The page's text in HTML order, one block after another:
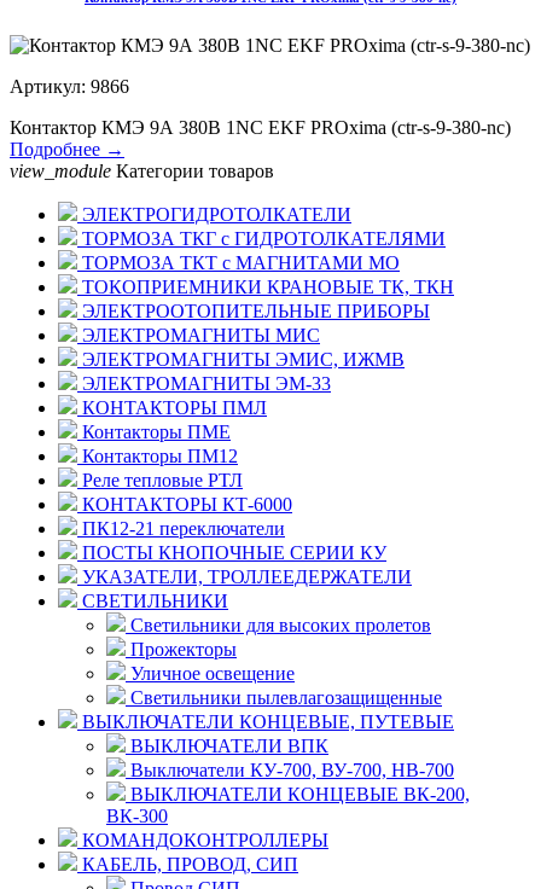
Артикул: 9866
Контактор КМЭ 9А 380В 1NC EKF PROxima (ctr-s-9-380-nc)
Подробнее →
view_module Категории товаров
ЭЛЕКТРОГИДРОТОЛКАТЕЛИ
ТОРМОЗА ТКГ с ГИДРОТОЛКАТЕЛЯМИ
ТОРМОЗА ТКТ с МАГНИТАМИ МО
ТОКОПРИЕМНИКИ КРАНОВЫЕ ТК, ТКН
ЭЛЕКТРООТОПИТЕЛЬНЫЕ ПРИБОРЫ
ЭЛЕКТРОМАГНИТЫ МИС
ЭЛЕКТРОМАГНИТЫ ЭМИС, ИЖМВ
ЭЛЕКТРОМАГНИТЫ ЭМ-33
КОНТАКТОРЫ ПМЛ
Контакторы ПМЕ
Контакторы ПМ12
Реле тепловые РТЛ
КОНТАКТОРЫ КТ-6000
ПК12-21 переключатели
ПОСТЫ КНОПОЧНЫЕ СЕРИИ КУ
УКАЗАТЕЛИ, ТРОЛЛЕЕДЕРЖАТЕЛИ
СВЕТИЛЬНИКИ
Светильники для высоких пролетов
Прожекторы
Уличное освещение
Светильники пылевлагозащищенные
ВЫКЛЮЧАТЕЛИ КОНЦЕВЫЕ, ПУТЕВЫЕ
ВЫКЛЮЧАТЕЛИ ВПК
Выключатели КУ-700, ВУ-700, НВ-700
ВЫКЛЮЧАТЕЛИ КОНЦЕВЫЕ ВК-200,
ВК-300
КОМАНДОКОНТРОЛЛЕРЫ
КАБЕЛЬ, ПРОВОД, СИП